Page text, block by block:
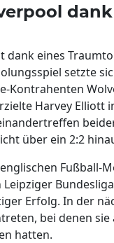
dank eines
setzte
Kontrahenten
Harvey
über ein 2:2
Fußball-
Erfolg. In der
bei denen
hatten.